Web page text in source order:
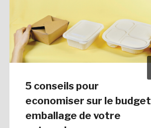
5 conseils pour
economiser sur le budget
emballage de votre